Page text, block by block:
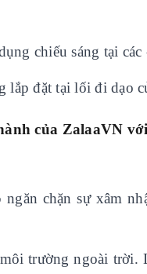
chiếu sáng tại
lắp đặt tại lối đi dạo
của ZalaaVN với
ngăn chặn sự xâm
trường ngoài trời.